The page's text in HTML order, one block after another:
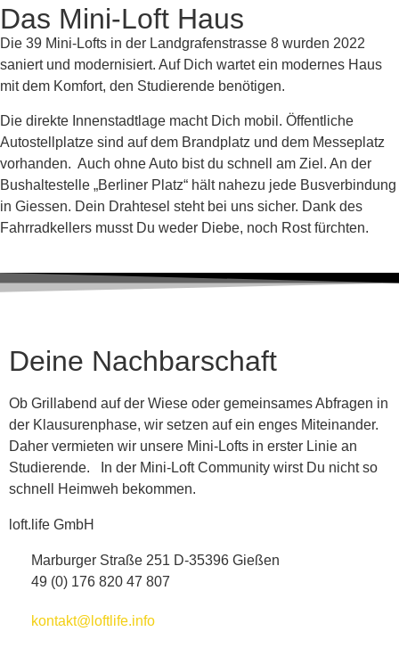
Das Mini-Loft Haus
Die 39 Mini-Lofts in der Landgrafenstrasse 8 wurden 2022
saniert und modernisiert. Auf Dich wartet ein modernes Haus
mit dem Komfort, den Studierende benötigen.
Die direkte Innenstadtlage macht Dich mobil. Öffentliche
Autostellplatze sind auf dem Brandplatz und dem Messeplatz
vorhanden. Auch ohne Auto bist du schnell am Ziel. An der
Bushaltestelle „Berliner Platz“ hält nahezu jede Busverbindung
in Giessen. Dein Drahtesel steht bei uns sicher. Dank des
Fahrradkellers musst Du weder Diebe, noch Rost fürchten.
Deine Nachbarschaft
Ob Grillabend auf der Wiese oder gemeinsames Abfragen in
der Klausurenphase, wir setzen auf ein enges Miteinander.
Daher vermieten wir unsere Mini-Lofts in erster Linie an
Studierende. In der Mini-Loft Community wirst Du nicht so
schnell Heimweh bekommen.
loft.life GmbH
Marburger Straße 251 D-35396 Gießen
49 (0) 176 820 47 807
kontakt@loftlife.info